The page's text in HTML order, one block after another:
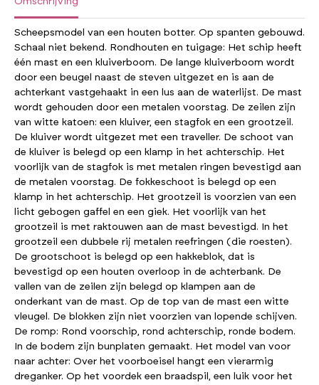
Scheepsmodel van een houten botter. Op spanten gebouwd.
Schaal niet bekend. Rondhouten en tuigage: Het schip heeft
één mast en een kluiverboom. De lange kluiverboom wordt
door een beugel naast de steven uitgezet en is aan de
achterkant vastgehaakt in een lus aan de waterlijst. De mast
wordt gehouden door een metalen voorstag. De zeilen zijn
van witte katoen: een kluiver, een stagfok en een grootzeil.
De kluiver wordt uitgezet met een traveller. De schoot van
de kluiver is belegd op een klamp in het achterschip. Het
voorlijk van de stagfok is met metalen ringen bevestigd aan
de metalen voorstag. De fokkeschoot is belegd op een
klamp in het achterschip. Het grootzeil is voorzien van een
licht gebogen gaffel en een giek. Het voorlijk van het
grootzeil is met raktouwen aan de mast bevestigd. In het
grootzeil een dubbele rij metalen reefringen (die roesten).
De grootschoot is belegd op een hakkeblok, dat is
bevestigd op een houten overloop in de achterbank. De
vallen van de zeilen zijn belegd op klampen aan de
onderkant van de mast. Op de top van de mast een witte
vleugel. De blokken zijn niet voorzien van lopende schijven.
De romp: Rond voorschip, rond achterschip, ronde bodem.
In de bodem zijn bunplaten gemaakt. Het model van voor
naar achter: Over het voorboeisel hangt een vierarmig
dreganker. Op het voordek een braadspil, een luik voor het